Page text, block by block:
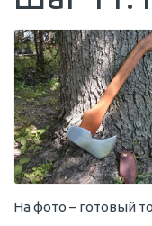
На фото – готовый